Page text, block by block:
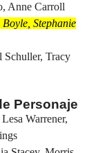
Anne Carroll
Stephanie
Schuller, Tracy
Personaje
Warrener,